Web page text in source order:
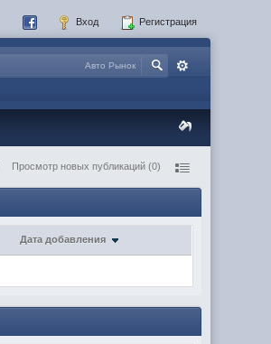
Вход Регистрация
Авто Рынок
Просмотр новых публикаций (0)
Дата добавления